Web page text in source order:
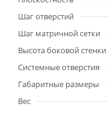
Шаг отверстий
Шаг матричной сетки
Высота боковой стенки
Системные отверстия
Габаритные размеры
Вес